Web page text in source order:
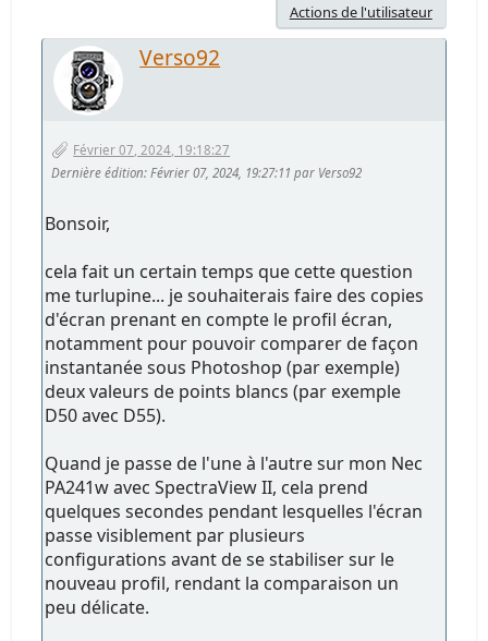
Actions de l'utilisateur
Verso92
Février 07, 2024, 19:18:27
Dernière édition: Février 07, 2024, 19:27:11 par Verso92
Bonsoir,
cela fait un certain temps que cette question
me turlupine... je souhaiterais faire des copies
d'écran prenant en compte le profil écran,
notamment pour pouvoir comparer de façon
instantanée sous Photoshop (par exemple)
deux valeurs de points blancs (par exemple
D50 avec D55).
Quand je passe de l'une à l'autre sur mon Nec
PA241w avec SpectraView II, cela prend
quelques secondes pendant lesquelles l'écran
passe visiblement par plusieurs
configurations avant de se stabiliser sur le
nouveau profil, rendant la comparaison un
peu délicate.